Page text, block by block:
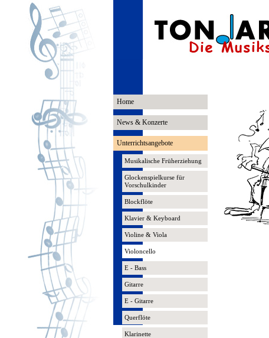
Home
News & Konzerte
Unterrichtsangebote
Musikalische Früherziehung
Glockenspielkurse für
Vorschulkinder
Blockflöte
Klavier & Keyboard
Violine & Viola
Violoncello
E - Bass
Gitarre
E - Gitarre
Querflöte
Klarinette